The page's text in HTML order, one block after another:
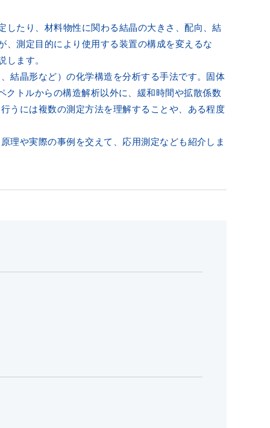
たり、材料物性に関わる結晶の大きさ、配向、結
測定目的により使用する装置の構成を変えるな
します。
結晶形など）の化学構造を分析する手法です。固体
トルからの構造解析以外に、緩和時間や拡散係数
うには複数の測定方法を理解することや、ある程度
理や実際の事例を交えて、応用測定なども紹介しま